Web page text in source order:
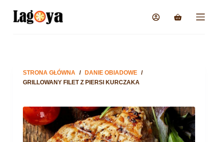
STRONA GŁÓWNA / DANIE OBIADOWE /
GRILLOWANY FILET Z PIERSI KURCZAKA